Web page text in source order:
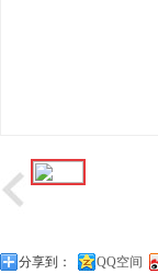
分享到： QQ空间